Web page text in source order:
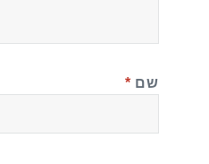
שם *